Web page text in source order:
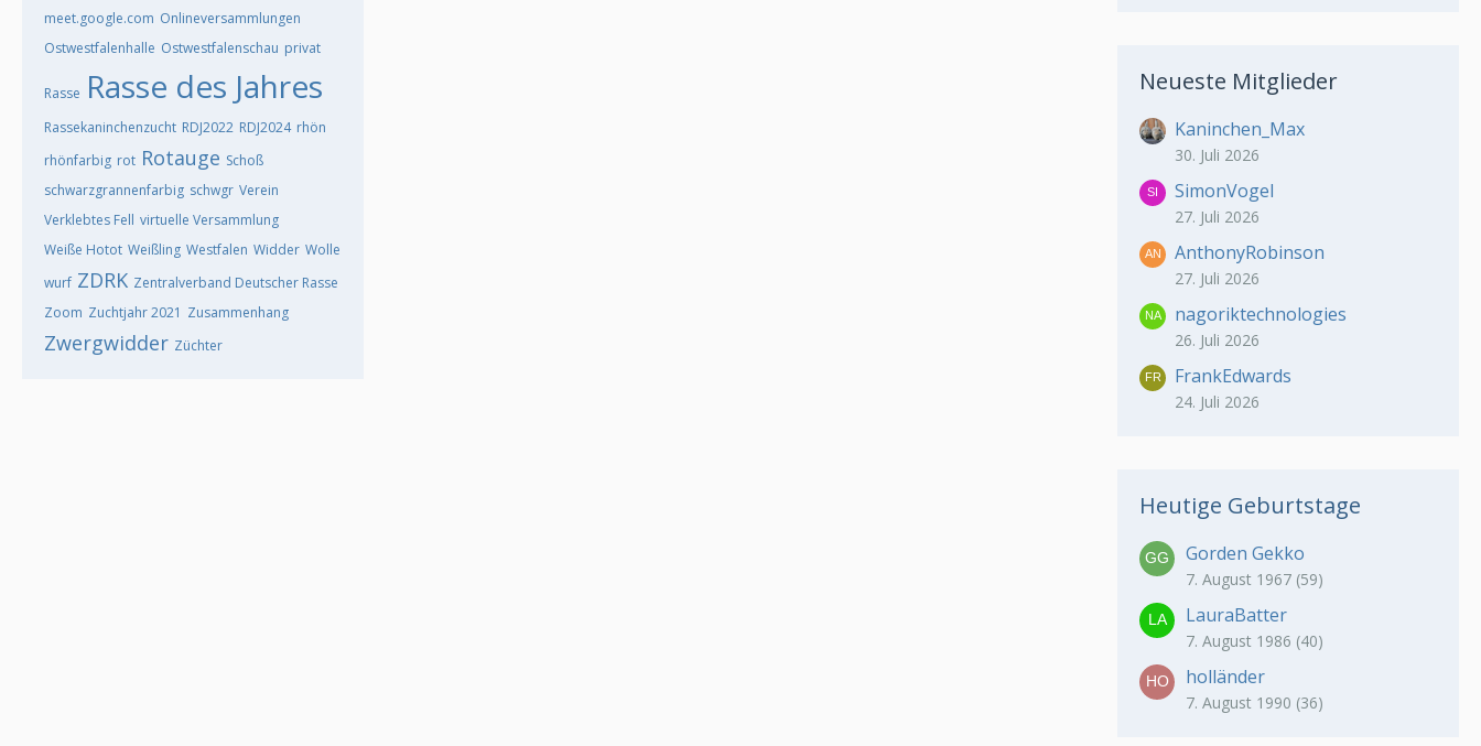
meet.google.com Onlineversammlungen
Ostwestfalenhalle Ostwestfalenschau privat
Rasse Rasse des Jahres
Rassekaninchenzucht RDJ2022 RDJ2024 rhön
rhönfarbig rot Rotauge Schoß
schwarzgrannenfarbig schwgr Verein
Verklebtes Fell virtuelle Versammlung
Weiße Hotot Weißling Westfalen Widder Wolle
wurf ZDRK Zentralverband Deutscher Rasse
Zoom Zuchtjahr 2021 Zusammenhang
Zwergwidder Züchter
Neueste Mitglieder
Kaninchen_Max
30. Juli 2026
SimonVogel
27. Juli 2026
AnthonyRobinson
27. Juli 2026
nagoriktechnologies
26. Juli 2026
FrankEdwards
24. Juli 2026
Heutige Geburtstage
Gorden Gekko
7. August 1967 (59)
LauraBatter
7. August 1986 (40)
holländer
7. August 1990 (36)